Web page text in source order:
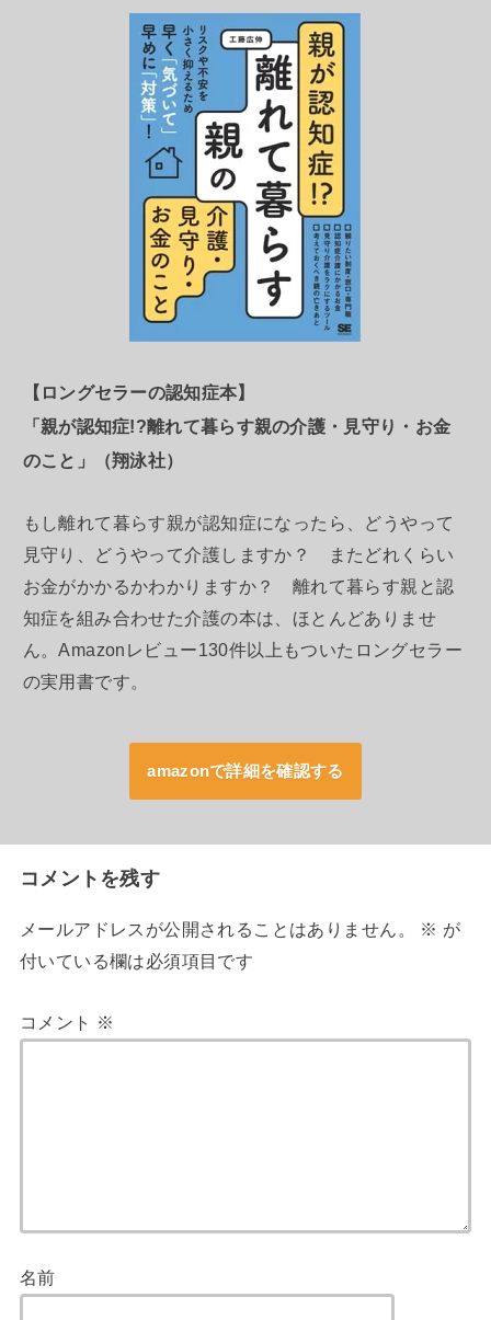
【ロングセラーの認知症本】
「親が認知症!?離れて暮らす親の介護・見守り・お金
のこと」（翔泳社）
もし離れて暮らす親が認知症になったら、どうやって
見守り、どうやって介護しますか？ またどれくらい
お金がかかるかわかりますか？ 離れて暮らす親と認
知症を組み合わせた介護の本は、ほとんどありませ
ん。Amazonレビュー130件以上もついたロングセラー
の実用書です。
amazonで詳細を確認する
コメントを残す
メールアドレスが公開されることはありません。 ※ が
付いている欄は必須項目です
コメント ※
名前